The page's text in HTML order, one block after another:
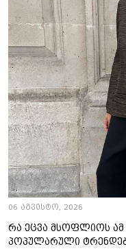
06 აგვისტო, 2026
რა ეცვა მსოფლიოს ამ
პოპულარული